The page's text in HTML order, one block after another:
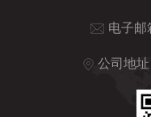
电子邮
公司地